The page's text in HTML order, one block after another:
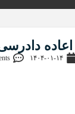
۱۴۰۴-۰۱-۱۴